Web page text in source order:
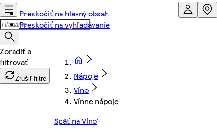
Preskočiť na hlavný obsah
Preskočiť na vyhľadávanie
Zrušiť filtre
Nápoje
Víno
Vínne nápoje
Späť na Víno